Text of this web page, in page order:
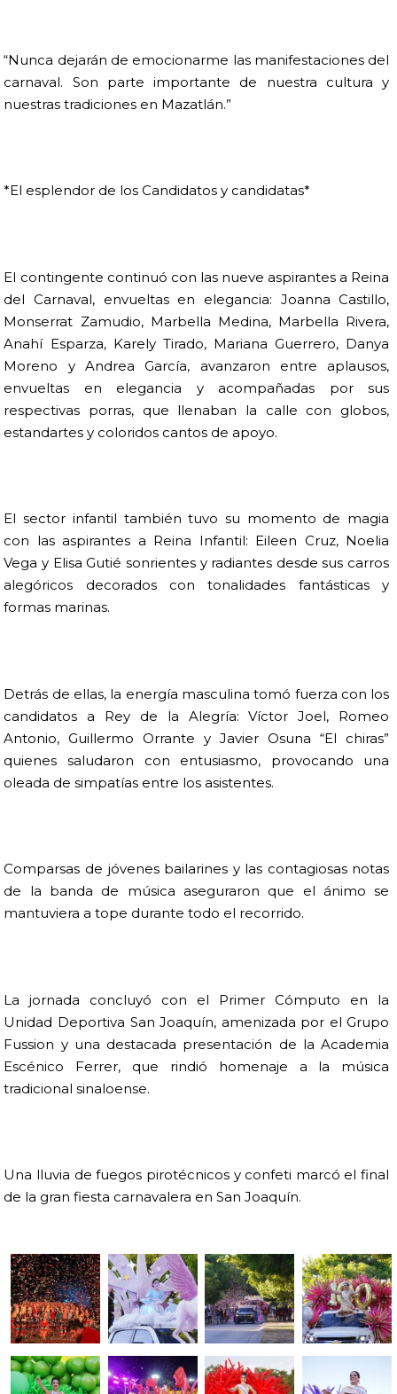
“Nunca dejarán de emocionarme las manifestaciones del
carnaval. Son parte importante de nuestra cultura y
nuestras tradiciones en Mazatlán.”
*El esplendor de los Candidatos y candidatas*
El contingente continuó con las nueve aspirantes a Reina
del Carnaval, envueltas en elegancia: Joanna Castillo,
Monserrat Zamudio, Marbella Medina, Marbella Rivera,
Anahí Esparza, Karely Tirado, Mariana Guerrero, Danya
Moreno y Andrea García, avanzaron entre aplausos,
envueltas en elegancia y acompañadas por sus
respectivas porras, que llenaban la calle con globos,
estandartes y coloridos cantos de apoyo.
El sector infantil también tuvo su momento de magia
con las aspirantes a Reina Infantil: Eileen Cruz, Noelia
Vega y Elisa Gutié sonrientes y radiantes desde sus carros
alegóricos decorados con tonalidades fantásticas y
formas marinas.
Detrás de ellas, la energía masculina tomó fuerza con los
candidatos a Rey de la Alegría: Víctor Joel, Romeo
Antonio, Guillermo Orrante y Javier Osuna “El chiras”
quienes saludaron con entusiasmo, provocando una
oleada de simpatías entre los asistentes.
Comparsas de jóvenes bailarines y las contagiosas notas
de la banda de música aseguraron que el ánimo se
mantuviera a tope durante todo el recorrido.
La jornada concluyó con el Primer Cómputo en la
Unidad Deportiva San Joaquín, amenizada por el Grupo
Fussion y una destacada presentación de la Academia
Escénico Ferrer, que rindió homenaje a la música
tradicional sinaloense.
Una lluvia de fuegos pirotécnicos y confeti marcó el final
de la gran fiesta carnavalera en San Joaquín.